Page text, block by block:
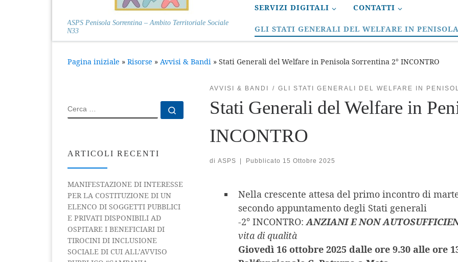
ASPS Penisola Sorrentina – Ambito Territoriale Sociale
N33
SERVIZI DIGITALI CONTATTI
GLI STATI GENERALI DEL WELFARE IN
Pagina iniziale » Risorse » Avvisi & Bandi » Stati Generali del Welfare in Penisola Sorrentina 2° INCONTRO
AVVISI & BANDI GLI STATI GENERALI DEL WELFARE IN
Stati Generali del Welfare in
INCONTRO
di ASPS | Pubblicato 15 Ottobre 2025
Nella crescente attesa del primo incontro di
secondo appuntamento degli Stati generali
-2° INCONTRO:ANZIANI E NON
vita di qualità
Giovedì 16 ottobre 2025 dalle ore 9.30 alle ore
CERCA Cerca …
ARTICOLI RECENTI
MANIFESTAZIONE DI INTERESSE
PER LA COSTITUZIONE DI UN
ELENCO DI SOGGETTI PUBBLICI
E PRIVATI DISPONIBILI AD
OSPITARE I BENEFICIARI DI
TIROCINI DI INCLUSIONE
SOCIALE DI CUI ALL’AVVISO